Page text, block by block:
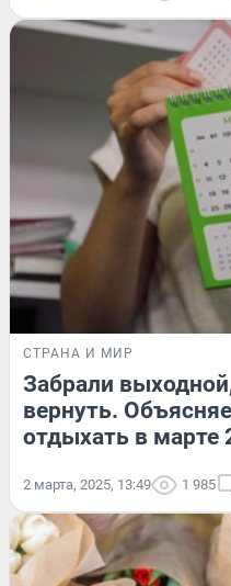
СТРАНА И МИР
Забрали
вернуть.
отдыхать в марте
2 марта, 2025, 13:49 1 985